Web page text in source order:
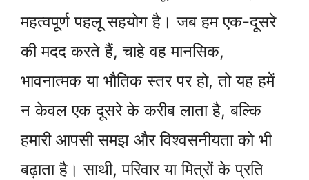
महत्वपूर्ण पहलू सहयोग है। जब हम एक-दूसरे
की मदद करते हैं, चाहे वह मानसिक,
भावनात्मक या भौतिक स्तर पर हो, तो यह हमें
न केवल एक दूसरे के करीब लाता है, बल्कि
हमारी आपसी समझ और विश्वसनीयता को भी
बढ़ाता है। साथी, परिवार या मित्रों के प्रति